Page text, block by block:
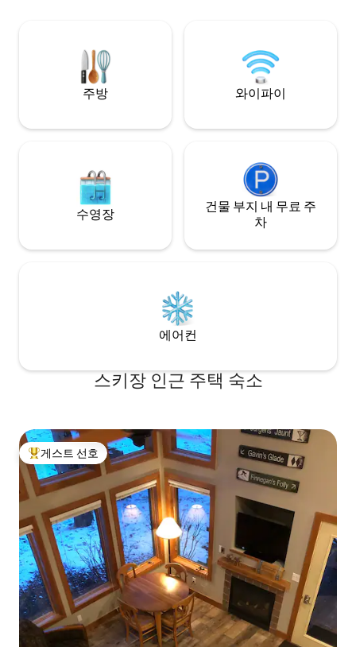
로 옆에서 9월-5월까지 휴식을 취할 수 있으
며, 화덕이 있는 5월-9월까지 휴식을 취할
수 있습니다.
주방 와이파이
수영장
건물 부지 내 무료 주
차
에어컨
스키장 인근 주택 숙소
상위 게스트 선호
게스트 선호